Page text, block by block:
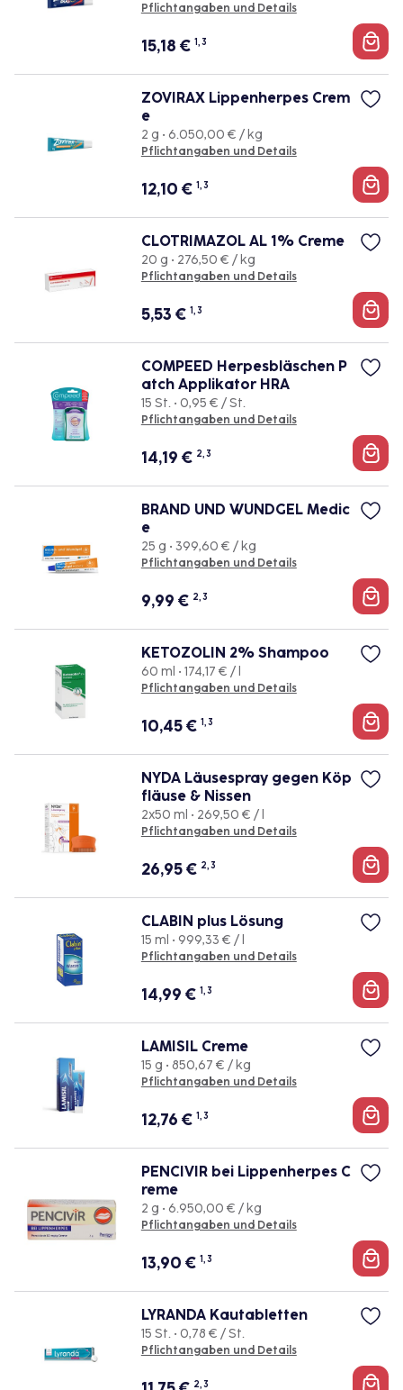
Pflichtangaben und Details
15,18 € 1, 3
ZOVIRAX Lippenherpes Crem
e
2 g • 6.050,00 € / kg
Pflichtangaben und Details
12,10 € 1, 3
CLOTRIMAZOL AL 1% Creme
20 g • 276,50 € / kg
Pflichtangaben und Details
5,53 € 1, 3
COMPEED Herpesbläschen P
atch Applikator HRA
15 St. • 0,95 € / St.
Pflichtangaben und Details
14,19 € 2, 3
BRAND UND WUNDGEL Medic
e
25 g • 399,60 € / kg
Pflichtangaben und Details
9,99 € 2, 3
KETOZOLIN 2% Shampoo
60 ml • 174,17 € / l
Pflichtangaben und Details
10,45€ 1, 3
NYDA Läusespray gegen Köp
fläuse & Nissen
2x50 ml • 269,50 € / l
Pflichtangaben und Details
26,95€ 2, 3
CLABIN plus Lösung
15 ml • 999,33 € / l
Pflichtangaben und Details
14,99 € 1, 3
LAMISIL Creme
15 g • 850,67 € / kg
Pflichtangaben und Details
12,76 € 1, 3
PENCIVIR bei Lippenherpes C
reme
2 g • 6.950,00 € / kg
Pflichtangaben und Details
13,90 € 1, 3
LYRANDA Kautabletten
15 St. • 0,78 € / St.
Pflichtangaben und Details
2, 3